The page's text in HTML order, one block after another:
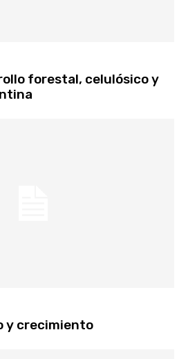
forestal, celulósico y
y crecimiento